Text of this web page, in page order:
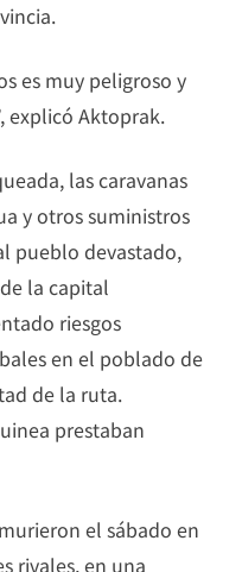
es muy peligroso y
explicó Aktoprak.
las caravanas
y otros suministros
pueblo devastado,
la capital
riesgos
en el poblado de
de la ruta.
prestaban
el sábado en
rivales, en una